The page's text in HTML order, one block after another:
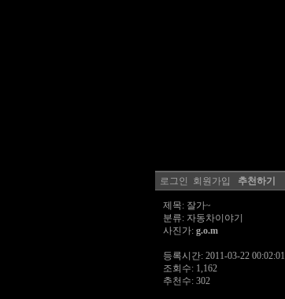
로그인 회원가입 추천하기
제목: 잘가~
분류: 자동차이야기
사진가: g.o.m
등록시간: 2011-03-22 00:02:01
조회수: 1,162
추천수: 302